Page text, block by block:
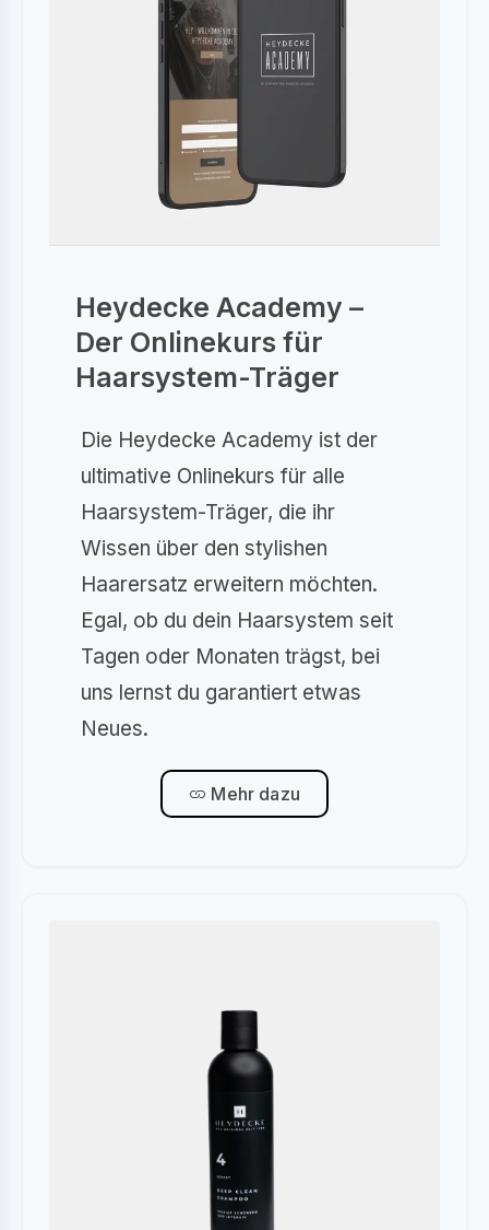
Heydecke Academy –
Der Onlinekurs für
Haarsystem-Träger
Die Heydecke Academy ist der
ultimative Onlinekurs für alle
Haarsystem-Träger, die ihr
Wissen über den stylishen
Haarersatz erweitern möchten.
Egal, ob du dein Haarsystem seit
Tagen oder Monaten trägst, bei
uns lernst du garantiert etwas
Neues.
Mehr dazu